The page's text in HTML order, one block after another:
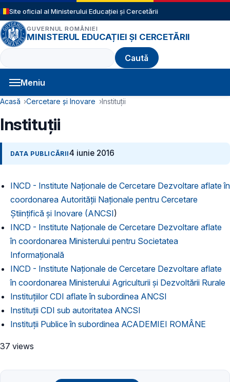
Sari la conținutul principal
Site oficial al Ministerului Educației și Cercetării
GUVERNUL ROMÂNIEI
MINISTERUL EDUCAȚIEI ȘI CERCETĂRII
Caută
Meniu
Navigație principală
Cale de navigare
Acasă Cercetare și Inovare Instituții
Instituții
DATA PUBLICĂRII4 iunie 2016
INCD - Institute Naţionale de Cercetare Dezvoltare aflate în
coordonarea Autorității Naţionale pentru Cercetare
Ştiinţifică şi Inovare (ANCSI)
INCD - Institute Naţionale de Cercetare Dezvoltare aflate
în coordonarea Ministerului pentru Societatea
Informaţională
INCD - Institute Naţionale de Cercetare Dezvoltare aflate
în coordonarea Ministerului Agriculturii şi Dezvoltării Rurale
Instituţiilor CDI aflate în subordinea ANCSI
Instituţii CDI sub autoritatea ANCSI
Instituţii Publice în subordinea ACADEMIEI ROMÂNE
37 views